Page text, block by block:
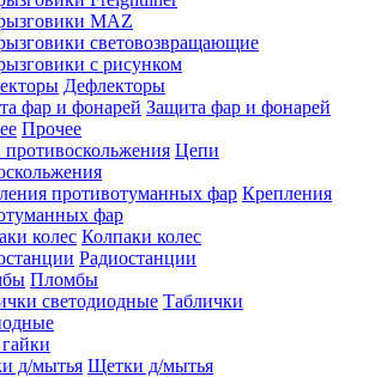
MAZ
световозвращающие
с рисунком
Дефлекторы
Защита фар и фонарей
Прочее
Цепи
Крепления
фар
Колпаки колес
Радиостанции
Пломбы
Таблички
Щетки д/мытья